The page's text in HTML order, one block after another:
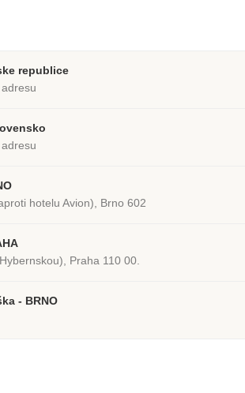
republice
hotelu Avion), Brno 602
Praha 110 00.
- BRNO